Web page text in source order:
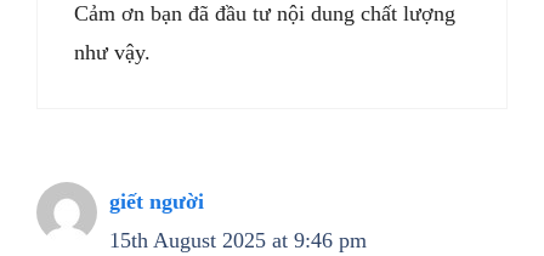
Cảm ơn bạn đã đầu tư nội dung chất lượng
như vậy.
giết người
15th August 2025 at 9:46 pm